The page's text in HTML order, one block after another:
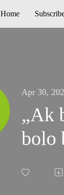
Home
Apr 30,
„Ak
bolo